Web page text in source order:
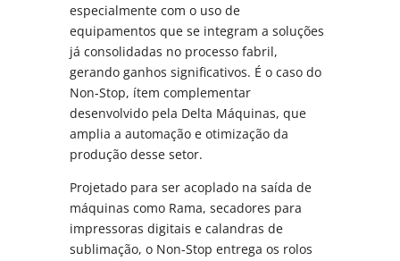
especialmente com o uso de
equipamentos que se integram a soluções
já consolidadas no processo fabril,
gerando ganhos significativos. É o caso do
Non-Stop, ítem complementar
desenvolvido pela Delta Máquinas, que
amplia a automação e otimização da
produção desse setor.
Projetado para ser acoplado na saída de
máquinas como Rama, secadores para
impressoras digitais e calandras de
sublimação, o Non-Stop entrega os rolos